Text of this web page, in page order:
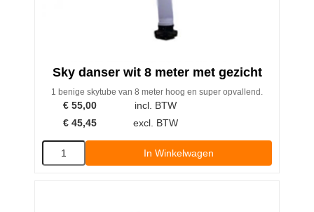
Sky danser wit 8 meter met gezicht
1 benige skytube van 8 meter hoog en super opvallend.
€ 55,00
incl. BTW
€ 45,45 excl. BTW
In Winkelwagen